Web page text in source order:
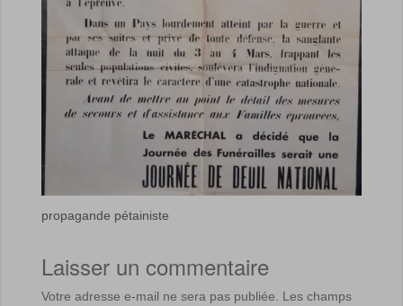
propagande pétainiste
Laisser un commentaire
Votre adresse e-mail ne sera pas publiée.
Les champs